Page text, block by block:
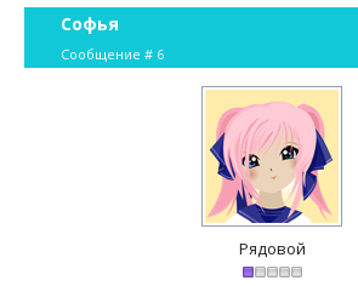
Софья
Сообщение # 6
Рядовой